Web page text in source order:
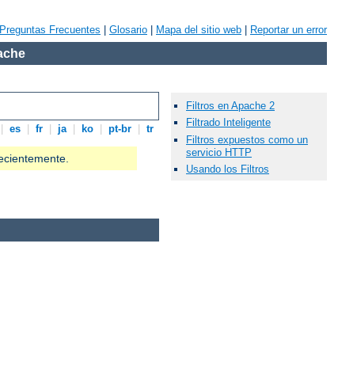
Preguntas Frecuentes Glosario Mapa del sitio web Reportar un error
es fr ja ko pt-br tr
Filtros en Apache 2
Filtrado Inteligente
Filtros expuestos como un
servicio HTTP
Usando los Filtros